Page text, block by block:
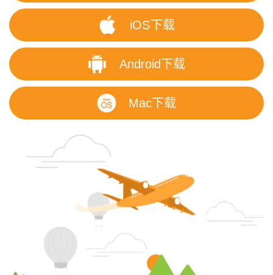
iOS下载
Android下载
Mac下载